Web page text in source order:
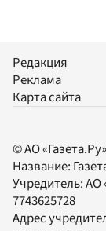
Редакция
Реклама
Карта сайта
© АО
Название:
Учредитель:АО
7743625728
Адрес